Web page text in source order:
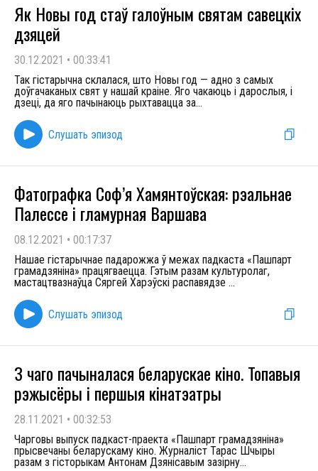
Як Новы год стаў галоўным святам савецкіх
дзяцей
30.12.2021 • 00:33:41
Так гістарычна склалася, што Новы год — адно з самых
доўгачаканых свят у нашай краіне. Яго чакаюць і дарослыя, і
дзеці, да яго пачынаюць рыхтавацца за...
Слушать эпизод
Фатографка Соф’я Хамянтоўская: рэальнае
Палессе і гламурная Варшава
08.12.2021 • 00:17:37
Нашае гістарычнае падарожжа ў межах падкаста «Пашпарт
грамадзяніна» працягваецца. Гэтым разам культуролаг,
мастацтвазнаўца Сяргей Харэўскі распавядзе ...
Слушать эпизод
З чаго пачыналася беларускае кіно. Топавыя
рэжысёры і першыя кінатэатры
28.11.2021 • 00:32:53
Чарговы выпуск падкаст-праекта «Пашпарт грамадзяніна»
прысвечаны беларускаму кіно. Журналіст Тарас Шчыры
разам з гісторыкам Антонам Дзянісавым зазірну...